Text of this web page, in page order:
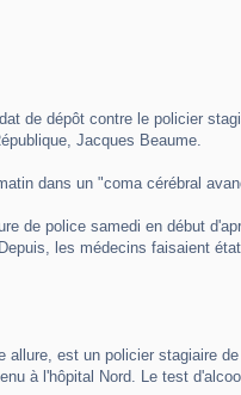
de dépôt contre le policier
Jacques Beaume.
dans un "coma cérébral
de police samedi en début
les médecins faisaient
allure, est un policier stagiaire
à l'hôpital Nord. Le test